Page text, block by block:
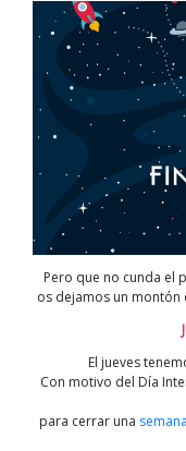
Pero que no cunda el
os dejamos un montón
El jueves
Con motivo del Día
para cerrar una